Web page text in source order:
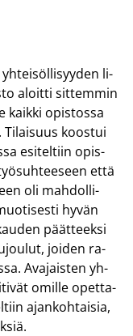
li­
aloit­ti sit­tem­min
kaik­ki opis­tos­sa
koos­tui
esi­tel­tiin opis­
että
oli mah­dol­li­
hyvän
päät­teek­si
joi­den ra­
Ava­jais­ten yh­
omil­le opet­ta­
ajan­koh­tai­sia,